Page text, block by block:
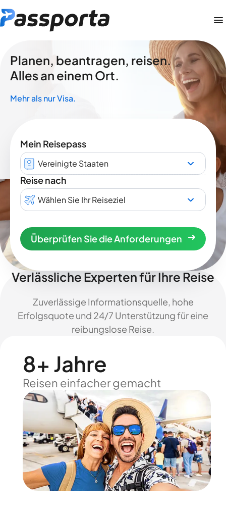
Planen, beantragen, reisen.
Alles an einem Ort.
Mehr als nur Visa.
Mein Reisepass
Vereinigte Staaten
Reise nach
Wählen Sie Ihr Reiseziel
Überprüfen Sie die Anforderungen
Verlässliche Experten für Ihre Reise
Zuverlässige Informationsquelle, hohe
Erfolgsquote und 24/7 Unterstützung für eine
reibungslose Reise.
8+ Jahre
Reisen einfacher gemacht